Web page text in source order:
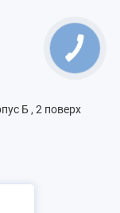
Б , 2 поверх